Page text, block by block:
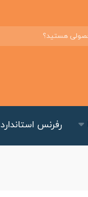
رفرنس استاندارد